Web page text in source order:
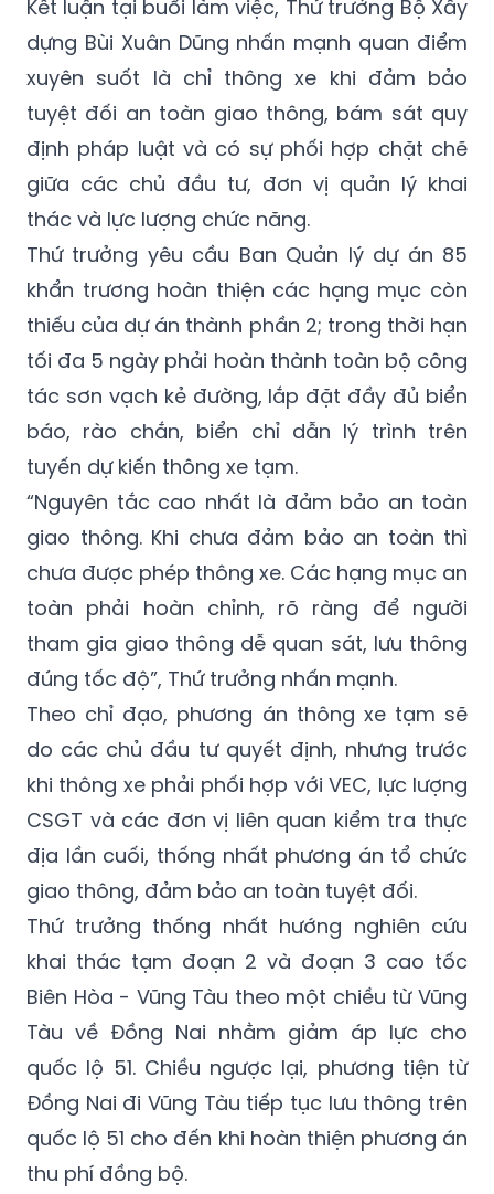
Kết luận tại buổi làm việc, Thứ trưởng Bộ Xây
dựng Bùi Xuân Dũng nhấn mạnh quan điểm
xuyên suốt là chỉ thông xe khi đảm bảo
tuyệt đối an toàn giao thông, bám sát quy
định pháp luật và có sự phối hợp chặt chẽ
giữa các chủ đầu tư, đơn vị quản lý khai
thác và lực lượng chức năng.
Thứ trưởng yêu cầu Ban Quản lý dự án 85
khẩn trương hoàn thiện các hạng mục còn
thiếu của dự án thành phần 2; trong thời hạn
tối đa 5 ngày phải hoàn thành toàn bộ công
tác sơn vạch kẻ đường, lắp đặt đầy đủ biển
báo, rào chắn, biển chỉ dẫn lý trình trên
tuyến dự kiến thông xe tạm.
“Nguyên tắc cao nhất là đảm bảo an toàn
giao thông. Khi chưa đảm bảo an toàn thì
chưa được phép thông xe. Các hạng mục an
toàn phải hoàn chỉnh, rõ ràng để người
tham gia giao thông dễ quan sát, lưu thông
đúng tốc độ”, Thứ trưởng nhấn mạnh.
Theo chỉ đạo, phương án thông xe tạm sẽ
do các chủ đầu tư quyết định, nhưng trước
khi thông xe phải phối hợp với VEC, lực lượng
CSGT và các đơn vị liên quan kiểm tra thực
địa lần cuối, thống nhất phương án tổ chức
giao thông, đảm bảo an toàn tuyệt đối.
Thứ trưởng thống nhất hướng nghiên cứu
khai thác tạm đoạn 2 và đoạn 3 cao tốc
Biên Hòa - Vũng Tàu theo một chiều từ Vũng
Tàu về Đồng Nai nhằm giảm áp lực cho
quốc lộ 51. Chiều ngược lại, phương tiện từ
Đồng Nai đi Vũng Tàu tiếp tục lưu thông trên
quốc lộ 51 cho đến khi hoàn thiện phương án
thu phí đồng bộ.